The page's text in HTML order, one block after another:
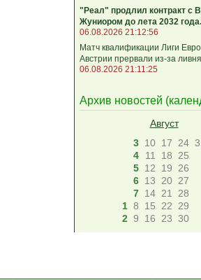
"Реал" продлил контракт с
Жуниором до лета 2032 года.
06.08.2026 21:12:56
Матч квалификации Лиги
Австрии прервали из-за
06.08.2026 21:11:25
Архив новостей (
Август
3 10 17 24
4
11 18
25
5 12 19
26
6 13 20 27
7 14 21
28
1 8 15 22
29
2 9 16 23 30